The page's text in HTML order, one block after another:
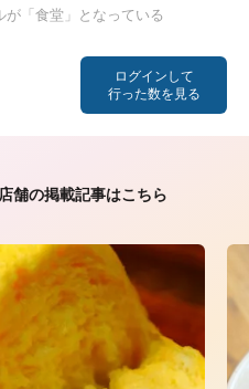
ログインして
行った数を見る
が「食堂」となっている
舗の掲載記事はこちら